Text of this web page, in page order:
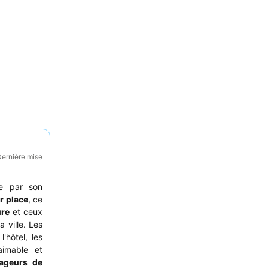
mise
par son
place, ce
et ceux
ville. Les
les
et
de